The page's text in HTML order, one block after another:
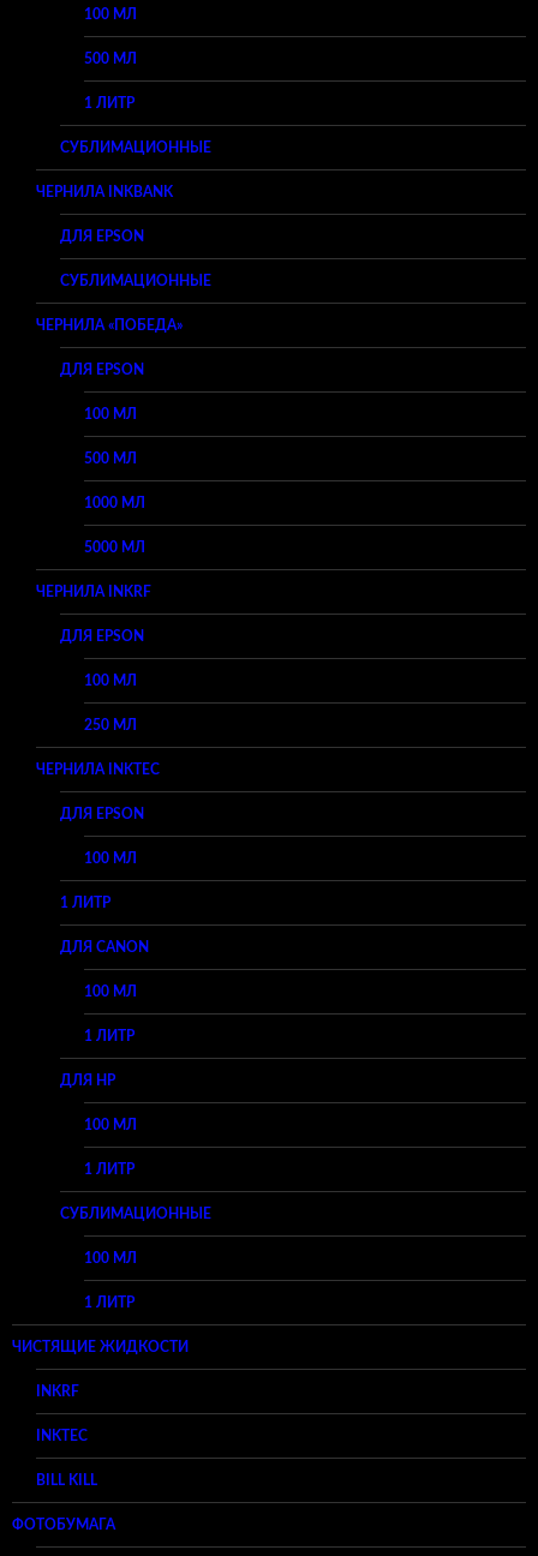
100 МЛ
500 МЛ
1 ЛИТР
СУБЛИМАЦИОННЫЕ
ЧЕРНИЛА INKBANK
ДЛЯ EPSON
СУБЛИМАЦИОННЫЕ
ЧЕРНИЛА «ПОБЕДА»
ДЛЯ EPSON
100 МЛ
500 МЛ
1000 МЛ
5000 МЛ
ЧЕРНИЛА INKRF
ДЛЯ EPSON
100 МЛ
250 МЛ
ЧЕРНИЛА INKTEC
ДЛЯ EPSON
100 МЛ
1 ЛИТР
ДЛЯ CANON
100 МЛ
1 ЛИТР
ДЛЯ HP
100 МЛ
1 ЛИТР
СУБЛИМАЦИОННЫЕ
100 МЛ
1 ЛИТР
ЧИСТЯЩИЕ ЖИДКОСТИ
INKRF
INKTEC
BILL KILL
ФОТОБУМАГА